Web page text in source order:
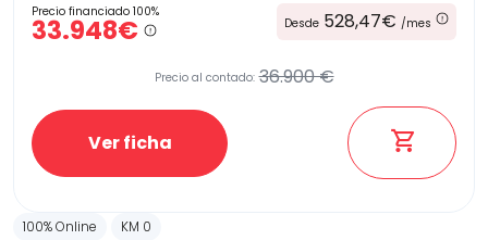
Precio financiado 100%
33.948€ Desde 528,47€ /mes
Precio al contado: 36.900 €
Ver ficha
100% Online KM 0